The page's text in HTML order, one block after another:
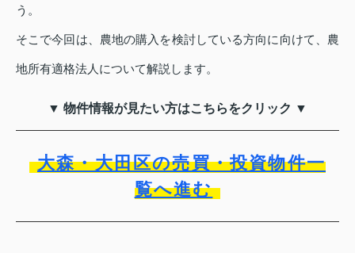
う。
そこで今回は、農地の購入を検討している方向に向けて、農
地所有適格法人について解説します。
▼ 物件情報が見たい方はこちらをクリック ▼
大森・大田区の売買・投資物件一
覧へ進む